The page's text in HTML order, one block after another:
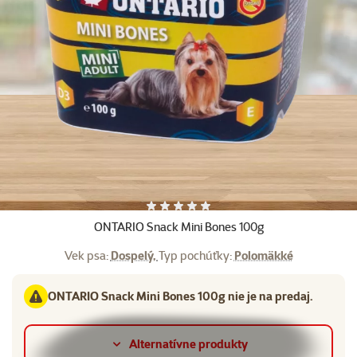
ONTARIO Snack Mini Bones 100g
Hodnotenie 0%
Vek psa: Dospelý, Typ pochúťky: Polomäkké
ONTARIO Snack Mini Bones 100g nie je na predaj.
Alternatívne produkty
Ďalšie fotky